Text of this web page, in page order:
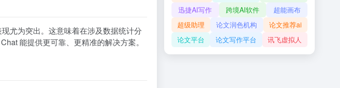
尤为突出。这意味着在涉及数据统计分
能提供更可靠、更精准的解决方案。
迅捷AI写作
跨境AI软件
超能画布
超级助理
论文润色机构
论文推荐ai
论文平台
论文写作平台 讯飞虚拟人